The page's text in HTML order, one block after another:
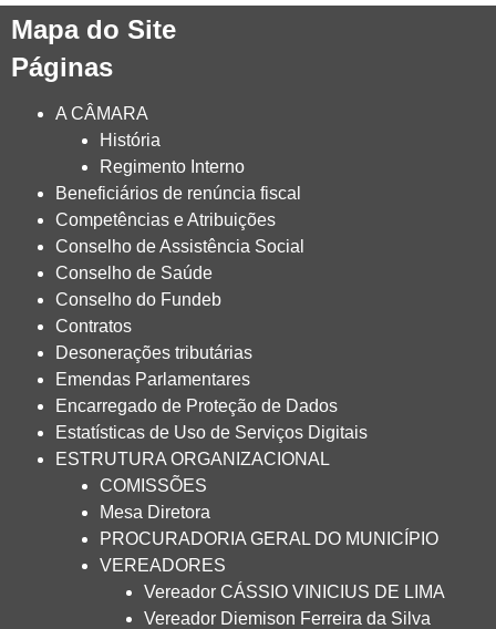
Mapa do Site
Páginas
A CÂMARA
História
Regimento Interno
Beneficiários de renúncia fiscal
Competências e Atribuições
Conselho de Assistência Social
Conselho de Saúde
Conselho do Fundeb
Contratos
Desonerações tributárias
Emendas Parlamentares
Encarregado de Proteção de Dados
Estatísticas de Uso de Serviços Digitais
ESTRUTURA ORGANIZACIONAL
COMISSÕES
Mesa Diretora
PROCURADORIA GERAL DO MUNICÍPIO
VEREADORES
Vereador CÁSSIO VINICIUS DE LIMA
Vereador Diemison Ferreira da Silva